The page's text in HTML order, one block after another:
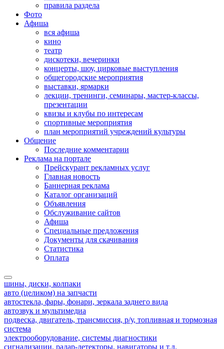
правила раздела
Фото
Афиша
вся афиша
кино
театр
дискотеки, вечеринки
концерты, шоу, цирковые выступления
общегородские мероприятия
выставки, ярмарки
лекции, тренинги, семинары, мастер-классы,
презентации
квизы и клубы по интересам
спортивные мероприятия
план мероприятий учреждений культуры
Общение
Последние комментарии
Реклама на портале
Прейскурант рекламных услуг
Главная новость
Баннерная реклама
Каталог организаций
Объявления
Обслуживание сайтов
Афиша
Специальные предложения
Документы для скачивания
Статистика
Оплата
шины, диски, колпаки
авто (целиком) на запчасти
автостекла, фары, фонари, зеркала заднего вида
автозвук и мультимедиа
подвеска, двигатель, трансмиссия, р/у, топливная и тормозная
система
электрооборудование, системы диагностики
сигнализации, радар-детекторы, навигаторы и т.д.